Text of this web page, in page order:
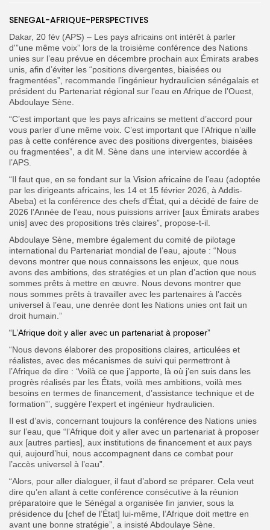
Search
for:
Search
Button
FR
SENEGAL-AFRIQUE-PERSPECTIVES
Dakar, 20 fév (APS) – Les pays africains ont intérêt à parler
d'”une même voix” lors de la troisième conférence des Nations
unies sur l’eau prévue en décembre prochain aux Émirats arabes
unis, afin d’éviter les “positions divergentes, biaisées ou
fragmentées”, recommande l’ingénieur hydraulicien sénégalais et
président du Partenariat régional sur l’eau en Afrique de l’Ouest,
Abdoulaye Sène.
“C’est important que les pays africains se mettent d’accord pour
vous parler d’une même voix. C’est important que l’Afrique n’aille
pas à cette conférence avec des positions divergentes, biaisées
ou fragmentées”, a dit M. Sène dans une interview accordée à
l’APS.
“Il faut que, en se fondant sur la Vision africaine de l’eau (adoptée
par les dirigeants africains, les 14 et 15 février 2026, à Addis-
Abeba) et la conférence des chefs d’État, qui a décidé de faire de
2026 l’Année de l’eau, nous puissions arriver [aux Émirats arabes
unis] avec des propositions très claires”, propose-t-il.
Abdoulaye Sène, membre également du comité de pilotage
international du Partenariat mondial de l’eau, ajoute : “Nous
devons montrer que nous connaissons les enjeux, que nous
avons des ambitions, des stratégies et un plan d’action que nous
sommes prêts à mettre en œuvre. Nous devons montrer que
nous sommes prêts à travailler avec les partenaires à l’accès
universel à l’eau, une denrée dont les Nations unies ont fait un
droit humain.”
“L’Afrique doit y aller avec un partenariat à proposer”
“Nous devons élaborer des propositions claires, articulées et
réalistes, avec des mécanismes de suivi qui permettront à
l’Afrique de dire : ‘Voilà ce que j’apporte, là où j’en suis dans les
progrès réalisés par les États, voilà mes ambitions, voilà mes
besoins en termes de financement, d’assistance technique et de
formation'”, suggère l’expert et ingénieur hydraulicien.
Il est d’avis, concernant toujours la conférence des Nations unies
sur l’eau, que “l’Afrique doit y aller avec un partenariat à proposer
aux [autres parties], aux institutions de financement et aux pays
qui, aujourd’hui, nous accompagnent dans ce combat pour
l’accès universel à l’eau”.
“Alors, pour aller dialoguer, il faut d’abord se préparer. Cela veut
dire qu’en allant à cette conférence consécutive à la réunion
préparatoire que le Sénégal a organisée fin janvier, sous la
présidence du [chef de l’État] lui-même, l’Afrique doit mettre en
avant une bonne stratégie”, a insisté Abdoulaye Sène.